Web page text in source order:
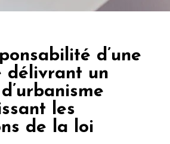
d’une
délivrant un
les
de la loi